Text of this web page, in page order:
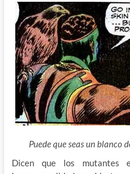
Puede que seas un blanco
Dicen que los mutantes